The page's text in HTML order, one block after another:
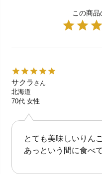
この商
サクラ さん
北海道
70代 女性
とても美味しいりん
あっという間に食べ